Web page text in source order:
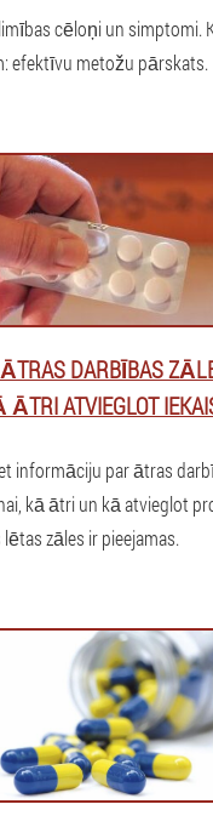
cēloņi un simptomi.
efektīvu metožu pārskats.
DARBĪBAS
ĀTRI ATVIEGLOT
informāciju par ātras
kā ātri un kā atvieglot
zāles ir pieejamas.